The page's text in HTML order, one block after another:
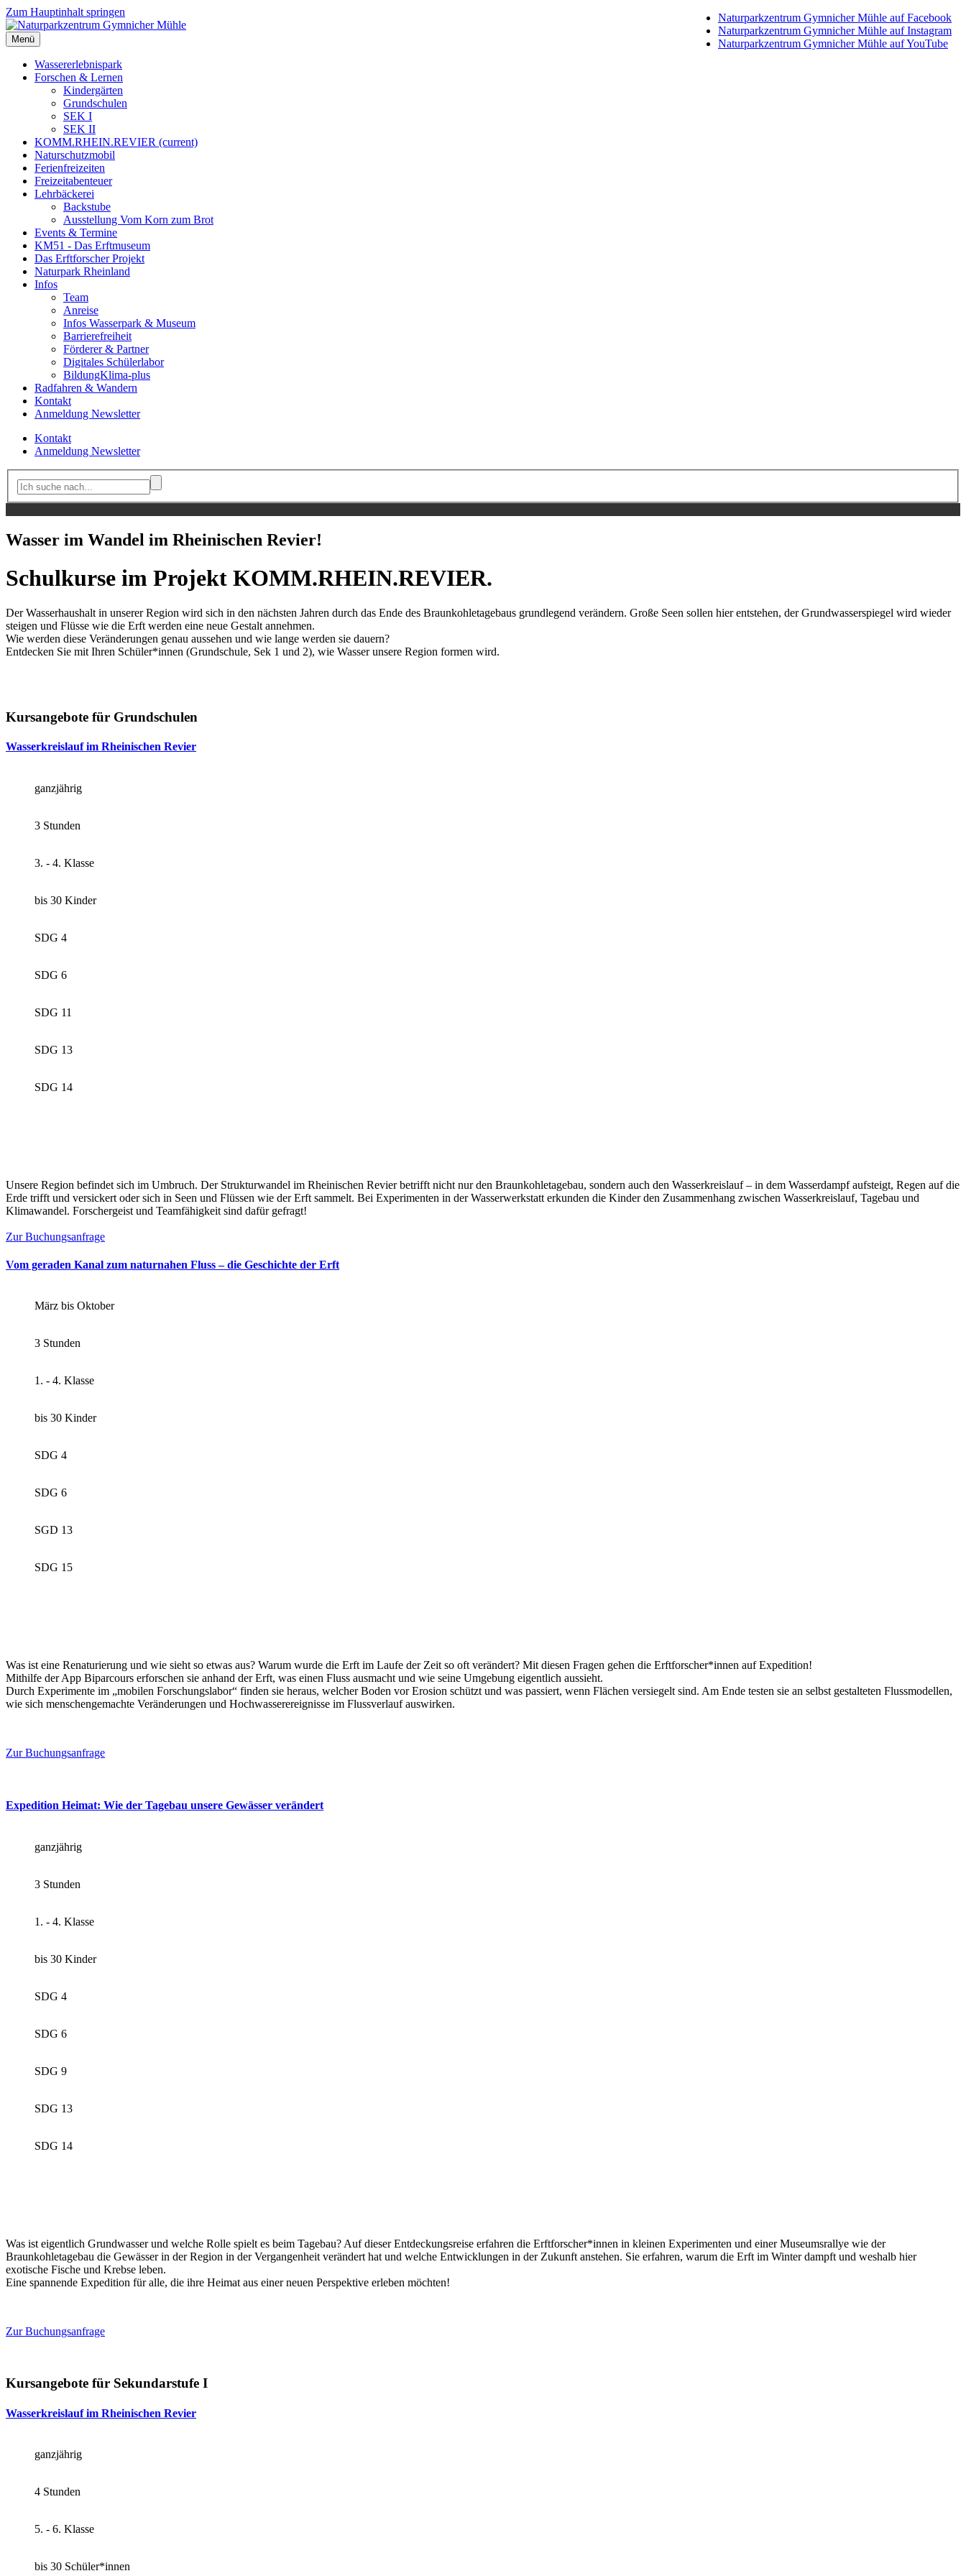
Zum Hauptinhalt springen
Menü
Wassererlebnispark
Forschen & Lernen
Kindergärten
Grundschulen
SEK I
SEK II
KOMM.RHEIN.REVIER (current)
Naturschutzmobil
Ferienfreizeiten
Freizeitabenteuer
Lehrbäckerei
Backstube
Ausstellung Vom Korn zum Brot
Events & Termine
KM51 - Das Erftmuseum
Das Erftforscher Projekt
Naturpark Rheinland
Infos
Team
Anreise
Infos Wasserpark & Museum
Barrierefreiheit
Förderer & Partner
Digitales Schülerlabor
BildungKlima-plus
Radfahren & Wandern
Kontakt
Anmeldung Newsletter
Kontakt
Anmeldung Newsletter
Wasser im Wandel im Rheinischen Revier!
Schulkurse im Projekt KOMM.RHEIN.REVIER.
Der Wasserhaushalt in unserer Region wird sich in den nächsten Jahren durch das Ende des Braunkohletagebaus grundlegend verändern. Große Seen sollen hier entstehen, der Grundwasserspiegel wird wieder
steigen und Flüsse wie die Erft werden eine neue Gestalt annehmen.
Wie werden diese Veränderungen genau aussehen und wie lange werden sie dauern?
Entdecken Sie mit Ihren Schüler*innen (Grundschule, Sek 1 und 2), wie Wasser unsere Region formen wird.
Kursangebote für Grundschulen
Wasserkreislauf im Rheinischen Revier
ganzjährig
3 Stunden
3. - 4. Klasse
bis 30 Kinder
SDG 4
SDG 6
SDG 11
SDG 13
SDG 14
Unsere Region befindet sich im Umbruch. Der Strukturwandel im Rheinischen Revier betrifft nicht nur den Braunkohletagebau, sondern auch den Wasserkreislauf – in dem Wasserdampf aufsteigt, Regen auf die
Erde trifft und versickert oder sich in Seen und Flüssen wie der Erft sammelt. Bei Experimenten in der Wasserwerkstatt erkunden die Kinder den Zusammenhang zwischen Wasserkreislauf, Tagebau und
Klimawandel. Forschergeist und Teamfähigkeit sind dafür gefragt!
Zur Buchungsanfrage
Vom geraden Kanal zum naturnahen Fluss – die Geschichte der Erft
März bis Oktober
3 Stunden
1. - 4. Klasse
bis 30 Kinder
SDG 4
SDG 6
SGD 13
SDG 15
Was ist eine Renaturierung und wie sieht so etwas aus? Warum wurde die Erft im Laufe der Zeit so oft verändert? Mit diesen Fragen gehen die Erftforscher*innen auf Expedition!
Mithilfe der App Biparcours erforschen sie anhand der Erft, was einen Fluss ausmacht und wie seine Umgebung eigentlich aussieht.
Durch Experimente im „mobilen Forschungslabor“ finden sie heraus, welcher Boden vor Erosion schützt und was passiert, wenn Flächen versiegelt sind. Am Ende testen sie an selbst gestalteten Flussmodellen,
wie sich menschengemachte Veränderungen und Hochwasserereignisse im Flussverlauf auswirken.
Zur Buchungsanfrage
Expedition Heimat: Wie der Tagebau unsere Gewässer verändert
ganzjährig
3 Stunden
1. - 4. Klasse
bis 30 Kinder
SDG 4
SDG 6
SDG 9
SDG 13
SDG 14
Was ist eigentlich Grundwasser und welche Rolle spielt es beim Tagebau? Auf dieser Entdeckungsreise erfahren die Erftforscher*innen in kleinen Experimenten und einer Museumsrallye wie der
Braunkohletagebau die Gewässer in der Region in der Vergangenheit verändert hat und welche Entwicklungen in der Zukunft anstehen. Sie erfahren, warum die Erft im Winter dampft und weshalb hier
exotische Fische und Krebse leben.
Eine spannende Expedition für alle, die ihre Heimat aus einer neuen Perspektive erleben möchten!
Zur Buchungsanfrage
Kursangebote für Sekundarstufe I
Wasserkreislauf im Rheinischen Revier
ganzjährig
4 Stunden
5. - 6. Klasse
bis 30 Schüler*innen
Naturparkzentrum Gymnicher Mühle auf Facebook
Naturparkzentrum Gymnicher Mühle auf Instagram
Naturparkzentrum Gymnicher Mühle auf YouTube